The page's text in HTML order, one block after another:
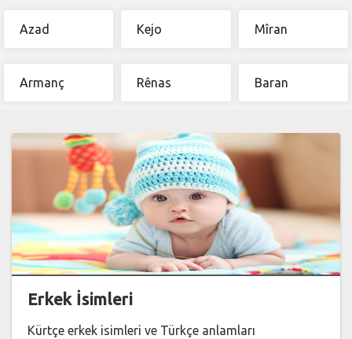
Azad Kejo Mîran
Armanç Rênas Baran
Erkek İsimleri
Kürtçe erkek isimleri ve Türkçe anlamları